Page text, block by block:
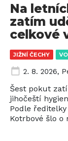
JIŽNÍ ČECHY
Na
zatím
celkové
2. 8. 2026,
Šest pokut
jihočeští
Podle
Kotrbové šlo o